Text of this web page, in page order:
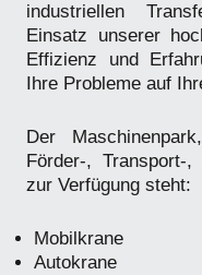
industriellen
Einsatz unserer
Effizienz und
Ihre Probleme auf
Der
Förder-, Transport-,
zur Verfügung steht:
Mobilkrane
Autokrane